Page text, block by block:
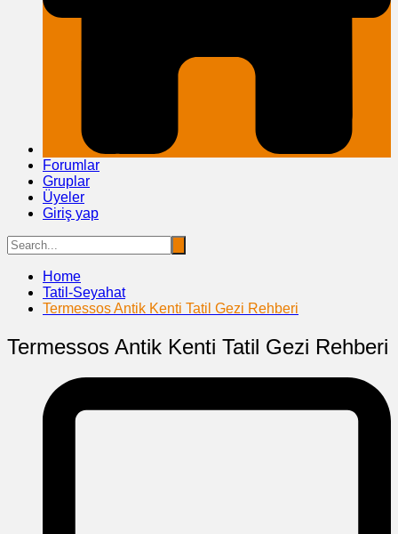
Forumlar
Gruplar
Üyeler
Giriş yap
Home
Tatil-Seyahat
Termessos Antik Kenti Tatil Gezi Rehberi
Termessos Antik Kenti Tatil Gezi Rehberi